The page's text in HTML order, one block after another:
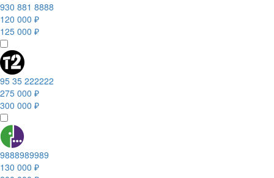
930 881 8888
120 000 ₽
125 000 ₽
95 35 222222
275 000 ₽
300 000 ₽
9888989989
130 000 ₽